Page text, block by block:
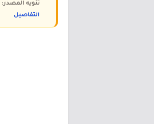
تنويه المصدر:
التفاصيل